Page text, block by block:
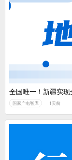
全国唯一！新疆实
国家广电智库 1天前